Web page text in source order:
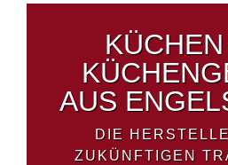
AUS
DIE
ZUKÜNFTIGEN